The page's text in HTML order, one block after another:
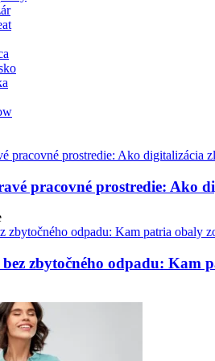
pracovné prostredie: Ako
zbytočného odpadu: Kam